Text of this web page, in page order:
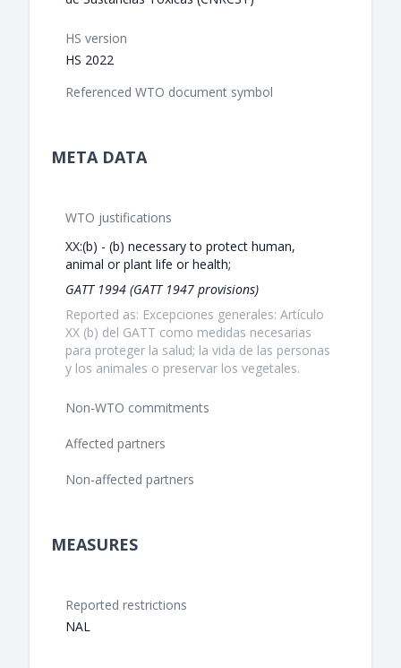
HS version
HS 2022
Referenced WTO document symbol
META DATA
WTO justifications
XX:(b) - (b) necessary to protect human,
animal or plant life or health;
GATT 1994 (GATT 1947 provisions)
Reported as: Excepciones generales: Artículo
XX (b) del GATT como medidas necesarias
para proteger la salud; la vida de las personas
y los animales o preservar los vegetales.
Non-WTO commitments
Affected partners
Non-affected partners
MEASURES
Reported restrictions
NAL